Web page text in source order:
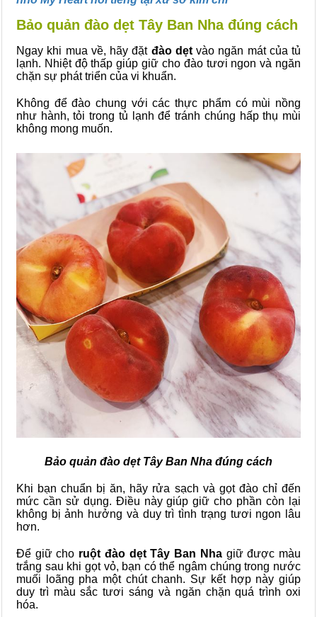
Bảo quản đào dẹt Tây Ban Nha đúng cách
Ngay khi mua về, hãy đặt đào dẹtvào ngăn mát của tủ
lạnh. Nhiệt độ thấp giúp giữ cho đào tươi ngon và ngăn
chặn sự phát triển của vi khuẩn.
Không để đào chung với các thực phẩm có mùi nồng
như hành, tỏi trong tủ lạnh để tránh chúng hấp thụ mùi
không mong muốn.
Bảo quản đào dẹt Tây Ban Nha đúng cách
Khi bạn chuẩn bị ăn, hãy rửa sạch và gọt đào chỉ đến
mức cần sử dụng. Điều này giúp giữ cho phần còn lại
không bị ảnh hưởng và duy trì tình trạng tươi ngon lâu
hơn.
Để giữ cho ruột đào dẹt Tây Ban Nhagiữ được màu
trắng sau khi gọt vỏ, bạn có thể ngâm chúng trong nước
muối loãng pha một chút chanh. Sự kết hợp này giúp
duy trì màu sắc tươi sáng và ngăn chặn quá trình oxi
hóa.